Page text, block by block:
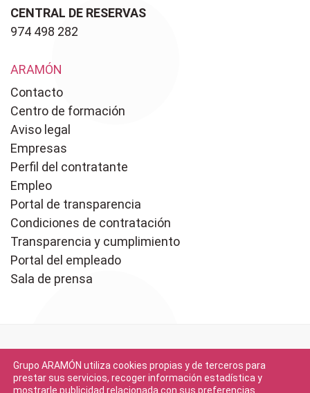
CENTRAL DE RESERVAS
974 498 282
ARAMÓN
Contacto
Centro de formación
Aviso legal
Empresas
Perfil del contratante
Empleo
Portal de transparencia
Condiciones de contratación
Transparencia y cumplimiento
Portal del empleado
Sala de prensa
Grupo ARAMÓN utiliza cookies propias y de terceros para
prestar sus servicios, recoger información estadística y
mostrarle publicidad relacionada con sus preferencias